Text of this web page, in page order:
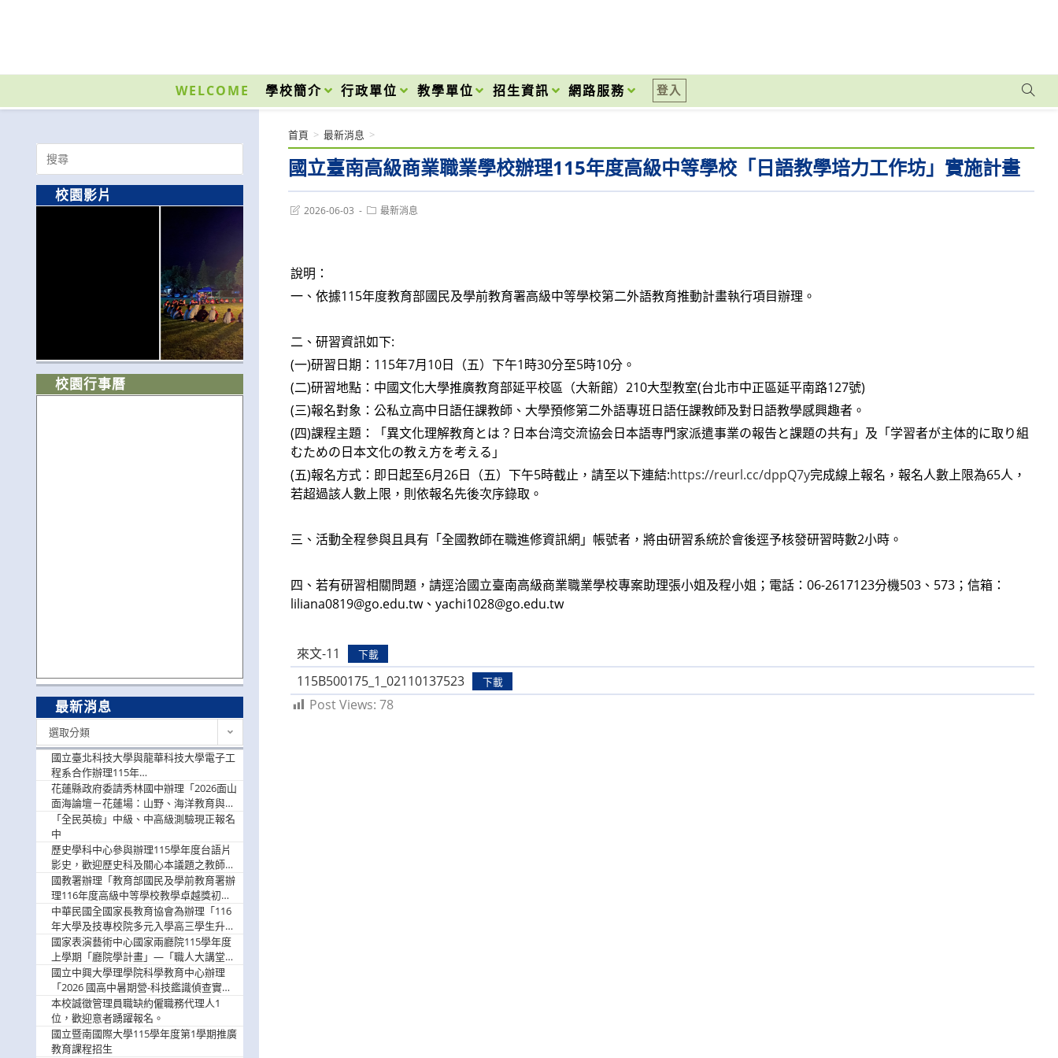
內
WELCOME 學校簡介 行政單位 教學單位 招生資訊 網路服務 登入
國立臺南高級商業職業學校辦理115年度高級中等學校「日語教學培力工作坊」實施計畫
首頁 > 最新消息 >
Post2026-06-03
Post最新消息
說明：
一、依據115年度教育部國民及學前教育署高級中等學校第二外語教育推動計畫執行項目辦理。
二、研習資訊如下:
(一)研習日期：115年7月10日（五）下午1時30分至5時10分。
(二)研習地點：中國文化大學推廣教育部延平校區（大新館）210大型教室(台北市中正區延平南路127號)
(三)報名對象：公私立高中日語任課教師、大學預修第二外語專班日語任課教師及對日語教學感興趣者。
(四)課程主題：「異文化理解教育とは？日本台湾交流協会日本語専門家派遣事業の報告と課題の共有」及「学習者が主体的に取り組
むための日本文化の教え方を考える」
(五)報名方式：即日起至6月26日（五）下午5時截止，請至以下連結:https://reurl.cc/dppQ7y完成線上報名，報名人數上限為65人，
若超過該人數上限，則依報名先後次序錄取。
三、活動全程參與且具有「全國教師在職進修資訊網」帳號者，將由研習系統於會後逕予核發研習時數2小時。
四、若有研習相關問題，請逕洽國立臺南高級商業職業學校專案助理張小姐及程小姐；電話：06-2617123分機503、573；信箱：
liliana0819@go.edu.tw、yachi1028@go.edu.tw
來文-11 下載
115B500175_1_02110137523 下載
Post Views: 78
Search
for:
校園影片
校園行事曆
最新消息
選取分類
國立臺北科技大學與龍華科技大學電子工
程系合作辦理115年
「115.08.10~08.12「AI賦能應用於智慧半
導體研習營」，歡迎學生踴躍報名參加
花蓮縣政府委請秀林國中辦理「2026面山
面海論壇－花蓮場：山野、海洋教育與戶
外安全實務課程」，歡迎踴躍報名參加
「全民英檢」中級、中高級測驗現正報名
中
歷史學科中心參與辦理115學年度台語片
影史，歡迎歷史科及關心本議題之教師踴
躍報名參加
國教署辦理「教育部國民及學前教育署辦
理116年度高級中等學校教學卓越獎初選
實施計畫」，鼓勵教師踴躍報名
中華民國全國家長教育協會為辦理「116
年大學及技專校院多元入學高三學生升學
輔導家長說明會」
國家表演藝術中心國家兩廳院115學年度
上學期「廳院學計畫」—「職人大講堂」
及「一日體驗課程」，鼓勵踴躍報名參
與。
國立中興大學理學院科學教育中心辦理
「2026 國高中暑期營-科技鑑識偵查實戰
營」活動資訊，鼓勵學生踴躍報名參加。
本校誠徵管理員職缺約僱職務代理人1
位，歡迎意者踴躍報名。
國立暨南國際大學115學年度第1學期推廣
教育課程招生